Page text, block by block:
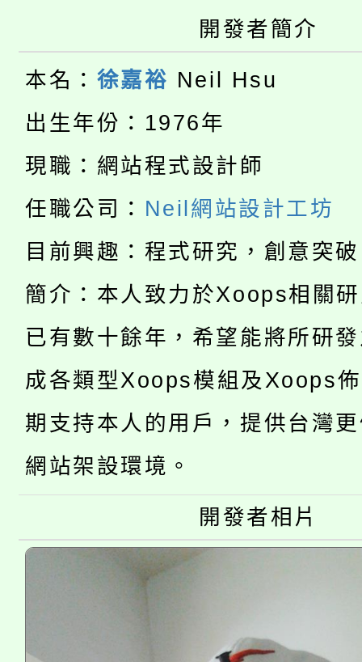
生本土語及新住民語歌
公告本校115學年度第
代理(課)教師甄選結果(
公告本校115學年度第
轉知中國文化大學推廣
《TA101》溝通分析基
心理、諮商輔導、社會
系所師生報名參加。
轉知苗栗縣政府辦理
縣市「校園短影音徵選
門員」簡章及活動海報
115年食農教育專業人
程
學期銜接期間理賠案件
學籍身 分審查程序及
版
淨零綠領人才培育課程
公告本校115學年度第
代理(課)教師甄選結果(
「2026金融保險知識
車」活動
桃園市115學年度學生
生本土語及新住民語歌
公告本校115學年度第
代理(課)教師甄選結果(
公告本校115學年度第
代理(課)教師甄選結果
轉知中國文化大學推廣
《TA101》溝通分析基
程，歡迎學生輔導中心
心理、諮商輔導、社會
轉知苗栗縣政府辦理
縣市「校園短影音徵
門員」簡章及活動海報
開發者簡介
本名： 徐嘉裕 Neil Hsu
出生年份：1976年
現職：網站程式設計師
任職公司： Neil網站設計工坊
目前興趣：程式研究，創意突
簡介：本人致力於Xoops相關
已有數十餘年，希望能將所研
成各類型Xoops模組及Xoops
期支持本人的用戶，提供台灣
網站架設環境。
開發者相片